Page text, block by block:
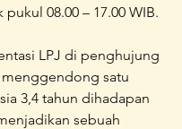
pukul 08.00 – 17.00 WIB.
LPJ di penghujung
satu
3,4 tahun dihadapan
sebuah